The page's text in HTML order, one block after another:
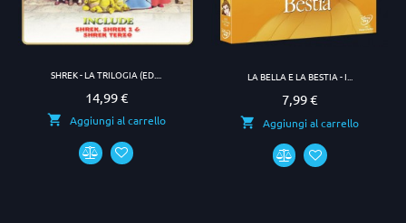
SHREK - LA TRILOGIA (ED....
Prezzo
14,99 €
Aggiungi al carrello
LA BELLA E LA BESTIA - I...
Prezzo
7,99 €
Aggiungi al carrello